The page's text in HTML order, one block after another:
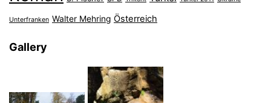
Unterfranken Walter Mehring Österreich
Gallery